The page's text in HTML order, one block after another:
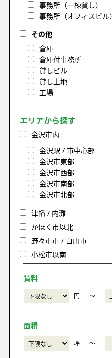
事務所（一棟貸し）
事務所（オフィスビル）
その他
倉庫
倉庫付事務所
貸しビル
貸し土地
工場
エリアから探す
金沢市内
金沢駅 / 市中心部
金沢市東部
金沢市西部
金沢市南部
金沢市北部
津幡 / 内灘
かほく市以北
野々市市 / 白山市
小松市以南
賃料
円 〜
面積
坪 〜